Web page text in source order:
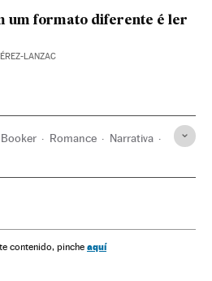
um formato diferente é ler
LANZAC
Romance Narrativa
#Me Too
contenido, pinche aquí